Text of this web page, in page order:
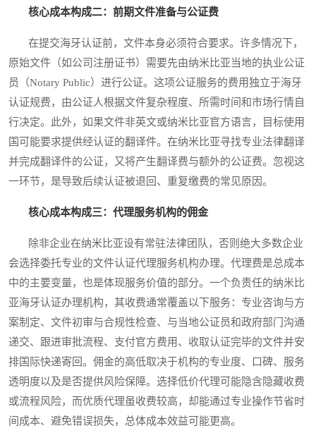
核心成本构成二：前期文件准备与公证费
在提交海牙认证前，文件本身必须符合要求。许多情况下，
原始文件（如公司注册证书）需要先由纳米比亚当地的执业公证
员（Notary Public）进行公证。这项公证服务的费用独立于海牙
认证规费，由公证人根据文件复杂程度、所需时间和市场行情自
行决定。此外，如果文件非英文或纳米比亚官方语言，目标使用
国可能要求提供经认证的翻译件。在纳米比亚寻找专业法律翻译
并完成翻译件的公证，又将产生翻译费与额外的公证费。忽视这
一环节，是导致后续认证被退回、重复缴费的常见原因。
核心成本构成三：代理服务机构的佣金
除非企业在纳米比亚设有常驻法律团队，否则绝大多数企业
会选择委托专业的文件认证代理服务机构办理。代理费是总成本
中的主要变量，也是体现服务价值的部分。一个负责任的纳米比
亚海牙认证办理机构，其收费通常覆盖以下服务：专业咨询与方
案制定、文件初审与合规性检查、与当地公证员和政府部门沟通
递交、跟进审批流程、支付官方费用、收取认证完毕的文件并安
排国际快递寄回。佣金的高低取决于机构的专业度、口碑、服务
透明度以及是否提供风险保障。选择低价代理可能隐含隐藏收费
或流程风险，而优质代理虽收费较高，却能通过专业操作节省时
间成本、避免错误损失，总体成本效益可能更高。